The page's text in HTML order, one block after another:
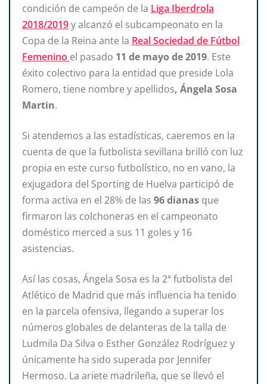
condición de campeón de la Liga Iberdrola
2018/2019y alcanzó el subcampeonato en la
Copa de la Reina ante la Real Sociedad de Fútbol
Femenino el pasado 11 de mayo de 2019. Este
éxito colectivo para la entidad que preside Lola
Romero, tiene nombre y apellidos, Ángela Sosa
Martin.
Si atendemos a las estadísticas, caeremos en la
cuenta de que la futbolista sevillana brilló con luz
propia en este curso futbolístico, no en vano, la
exjugadora del Sporting de Huelva participó de
forma activa en el 28% de las 96 dianas que
firmaron las colchoneras en el campeonato
doméstico merced a sus 11 goles y 16
asistencias.
Así las cosas, Ángela Sosa es la 2ª futbolista del
Atlético de Madrid que más influencia ha tenido
en la parcela ofensiva, llegando a superar los
números globales de delanteras de la talla de
Ludmila Da Silva o Esther González Rodríguez y
únicamente ha sido superada por Jennifer
Hermoso. La ariete madrileña, que se llevó el